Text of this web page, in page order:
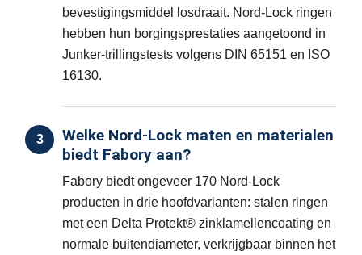
bevestigingsmiddel losdraait. Nord-Lock ringen
hebben hun borgingsprestaties aangetoond in
Junker-trillingstests volgens DIN 65151 en ISO
16130.
3
Welke Nord-Lock maten en materialen
biedt Fabory aan?
Fabory biedt ongeveer 170 Nord-Lock
producten in drie hoofdvarianten: stalen ringen
met een Delta Protekt® zinklamellencoating en
normale buitendiameter, verkrijgbaar binnen het